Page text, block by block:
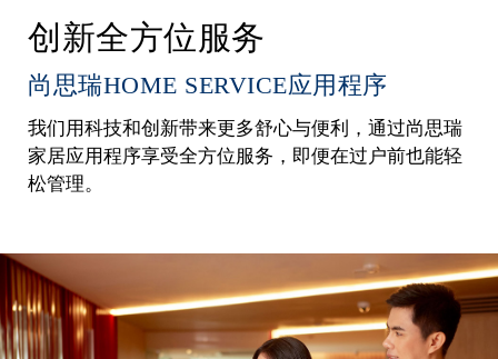
创新全方位服务
尚思瑞HOME SERVICE应用程序
我们用科技和创新带来更多舒心与便利，通过尚思瑞
家居应用程序享受全方位服务，即便在过户前也能轻
松管理。